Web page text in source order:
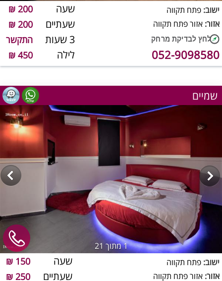
שעה 200 ₪
שעתיים 200 ₪
3 שעות התקשר
לילה 450 ₪
ישוב: פתח תקווה
אזור: אזור פתח תקווה
052-9098580
שמיים
1מתוך 21
שעה 150 ₪
שעתיים 250 ₪
ישוב: פתח תקווה
אזור: אזור פתח תקווה